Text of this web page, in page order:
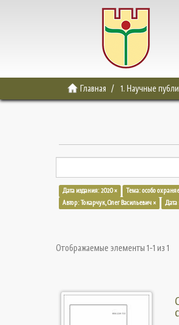
Главная 1. Научные
Дата издания: 2020 × Тема: особо
Автор: Токарчук, Олег Васильевич ×
Дата
Отображаемые элементы 1-1 из 1